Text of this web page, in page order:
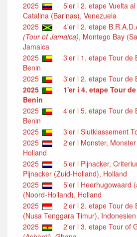
2025
5'er i 2. etape Vuelta
Catalina (Barinas), Venezuela
2025
4'er i 2. etape
(Tour of Jamaica), Montego Bay
Jamaica
2025
3'er i 1. etape Tour de
Benin
2025
3'er i 2. etape Tour de
2025
1'er i 4. etape Tour
Benin
2025
4'er i 5. etape Tour de
Benin
2025
3'er i Slutklassement
2025
2'er i Monster,
Holland
2025
5'er i Pijnacker,
Pijnacker (Zuid-Holland), Holland
2025
5'er i Heerhugowaard
(Noord-Holland), Holland
2025
2'er i 2. etape Tour de
(Nusa Tenggara Timur), Indonesien
2025
2'er i 3. etape Tour of